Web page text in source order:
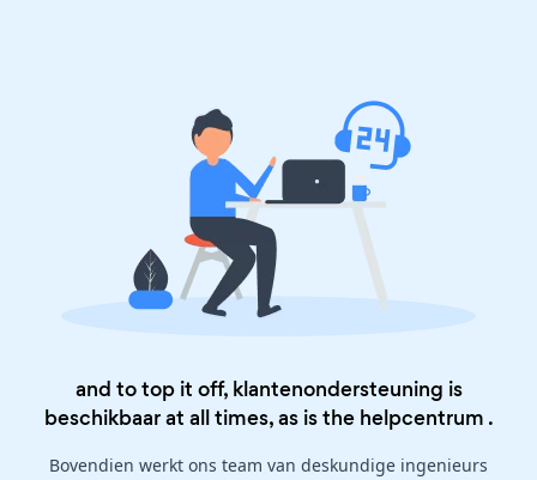
and to top it off, klantenondersteuning is
beschikbaar at all times, as is the helpcentrum .
Bovendien werkt ons team van deskundige ingenieurs